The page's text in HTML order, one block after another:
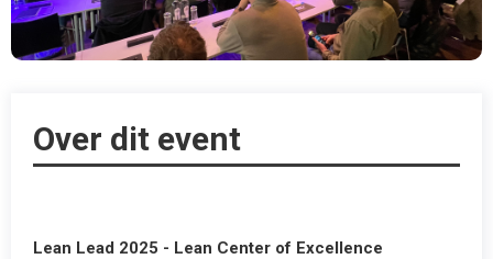
Over dit event
Lean Lead 2025 - Lean Center of Excellence